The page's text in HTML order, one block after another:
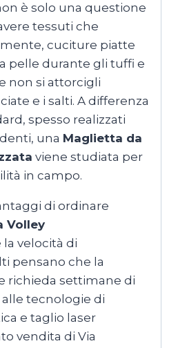
è solo una questione
tessuti che
cuciture piatte
pelle durante gli tuffi e
non si attorcigli
e i salti. A differenza
spesso realizzati
una Maglietta da
viene studiata per
in campo.
di ordinare
Volley
la velocità di
pensano che la
richieda settimane di
tecnologie di
e taglio laser
vendita di Via